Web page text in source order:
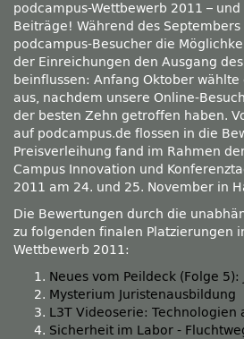
podcampus-Wettbewerb 2011 –
Beiträge! Während des
podcampus-Besucher die
der Einreichungen den Ausgang
beinflussen: Anfang Oktober wählte
aus, nachdem unsere Online-
der besten Zehn getroffen haben.
auf podcampus.de flossen in die
Preisverleihung fand im Rahmen
Campus Innovation und
2011 am 24. und 25. November in
Die Bewertungen durch die
zu folgenden finalen Platzierungen
Wettbewerb 2011:
Neues vom Peildeck (Folge
Mysterium Juristenausbildung
L3T Videoserie: Technologien
Sicherheit im Labor -